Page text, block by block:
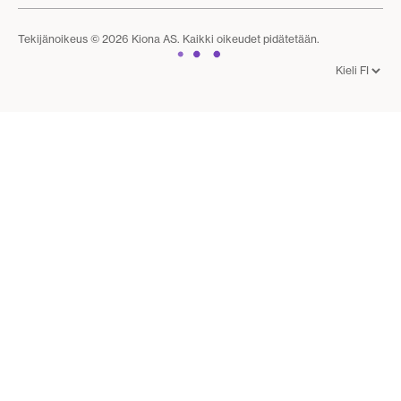
Tekijänoikeus © 2026 Kiona AS. Kaikki oikeudet pidätetään.